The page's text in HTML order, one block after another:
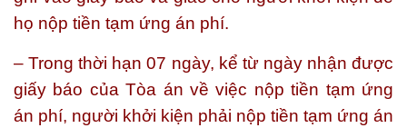
họ nộp tiền tạm ứng án phí.
– Trong thời hạn 07 ngày, kể từ ngày nhận được
giấy báo của Tòa án về việc nộp tiền tạm ứng
án phí, người khởi kiện phải nộp tiền tạm ứng án